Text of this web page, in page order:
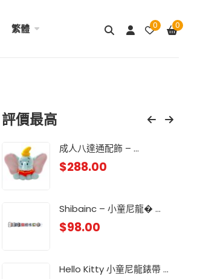
繁體 0 0
評價最高
成人八達通配飾 – ...
$288.00
Shibainc – 小童尼龍� ...
$98.00
Hello Kitty 小童尼龍錶帶 ...